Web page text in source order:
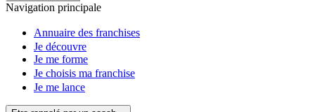
Navigation principale
Annuaire des franchises
Je découvre
Je me forme
Je choisis ma franchise
Je me lance